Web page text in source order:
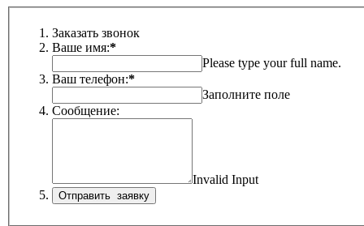
Заказать звонок
Ваше имя:*
Please type your full name.
Ваш телефон:*
Заполните поле
Сообщение:
Invalid Input